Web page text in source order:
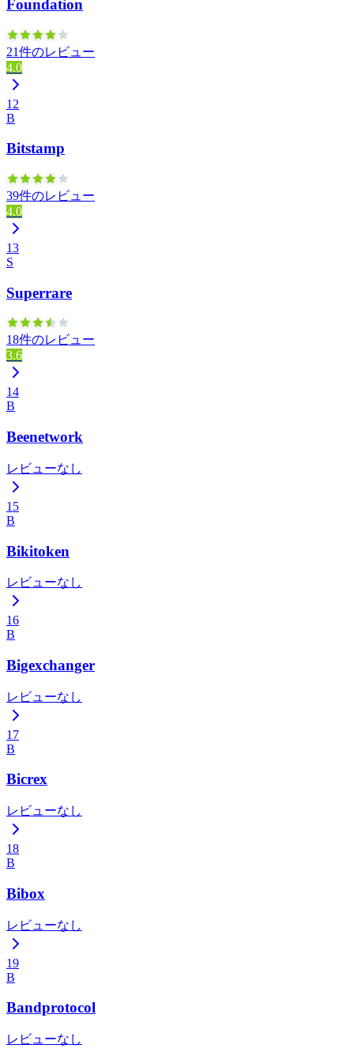
Foundation
21件のレビュー
4.0
12
B
Bitstamp
39件のレビュー
4.0
13
S
Superrare
18件のレビュー
3.6
14
B
Beenetwork
レビューなし
15
B
Bikitoken
レビューなし
16
B
Bigexchanger
レビューなし
17
B
Bicrex
レビューなし
18
B
Bibox
レビューなし
19
B
Bandprotocol
レビューなし